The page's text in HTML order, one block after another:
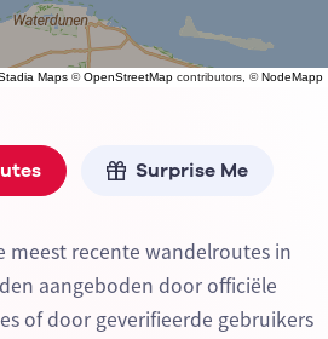
Maps ©OpenStreetMap contributors, ©NodeMapp
Surprise Me
meest recente wandelroutes in
aangeboden door officiële
of door geverifieerde gebruikers